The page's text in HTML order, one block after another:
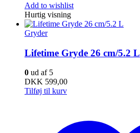
Add to wishlist
Hurtig visning
Gryder
Lifetime Gryde 26 cm/5.2 L
0 ud af 5
DKK 599,00
Tilføj til kurv